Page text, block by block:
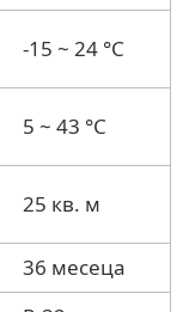
-15 ~ 24 °C
5 ~ 43 °C
25 кв. м
36 месеца